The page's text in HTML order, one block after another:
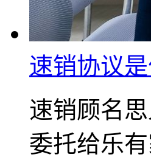
速销协议
速销顾名
委托给乐